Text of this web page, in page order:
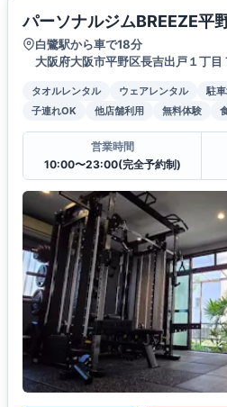
パーソナルジムBREEZE平
白鷺駅から車で18分
大阪府大阪市平野区長吉出戸１丁目
タオルレンタル ウェアレンタル 駐
子連れOK
他店舗利用 無料体験
営業時間
10:00〜23:00(完全予約制)